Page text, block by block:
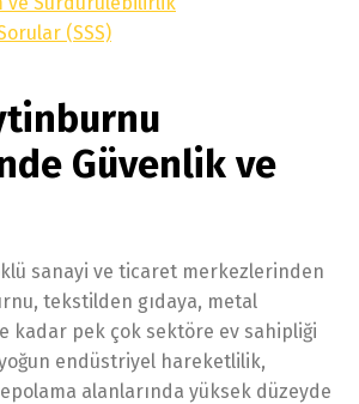
(SSS)
Güvenlik ve
sanayi ve ticaret merkezlerinden
tekstilden gıdaya, metal
kadar pek çok sektöre ev sahipliği
endüstriyel hareketlilik,
alanlarında yüksek düzeyde